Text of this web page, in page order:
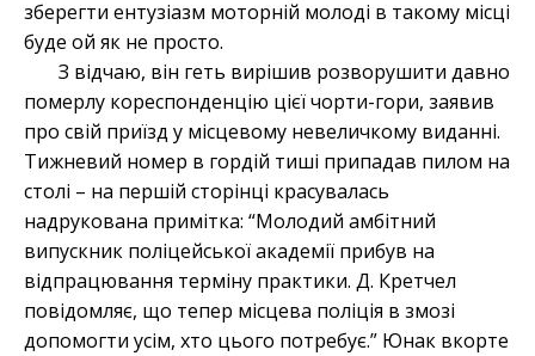
зберегти ентузіазм моторній молоді в такому місці
буде ой як не просто.
З відчаю, він геть вирішив розворушити давно
померлу кореспонденцію цієї чорти-гори, заявив
про свій приїзд у місцевому невеличкому виданні.
Тижневий номер в гордій тиші припадав пилом на
столі – на першій сторінці красувалась
надрукована примітка: “Молодий амбітний
випускник поліцейської академії прибув на
відпрацювання терміну практики. Д. Кретчел
повідомляє, що тепер місцева поліція в змозі
допомогти усім, хто цього потребує.” Юнак вкорте